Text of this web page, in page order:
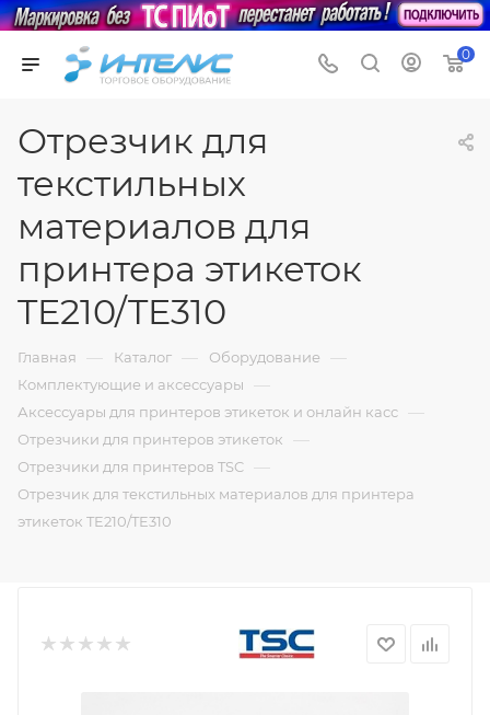
0
Отрезчик для
текстильных
материалов для
принтера этикеток
TE210/TE310
Главная — Каталог — Оборудование —
Комплектующие и аксессуары —
Аксессуары для принтеров этикеток и онлайн касс —
Отрезчики для принтеров этикеток —
Отрезчики для принтеров TSC —
Отрезчик для текстильных материалов для принтера
этикеток TE210/TE310